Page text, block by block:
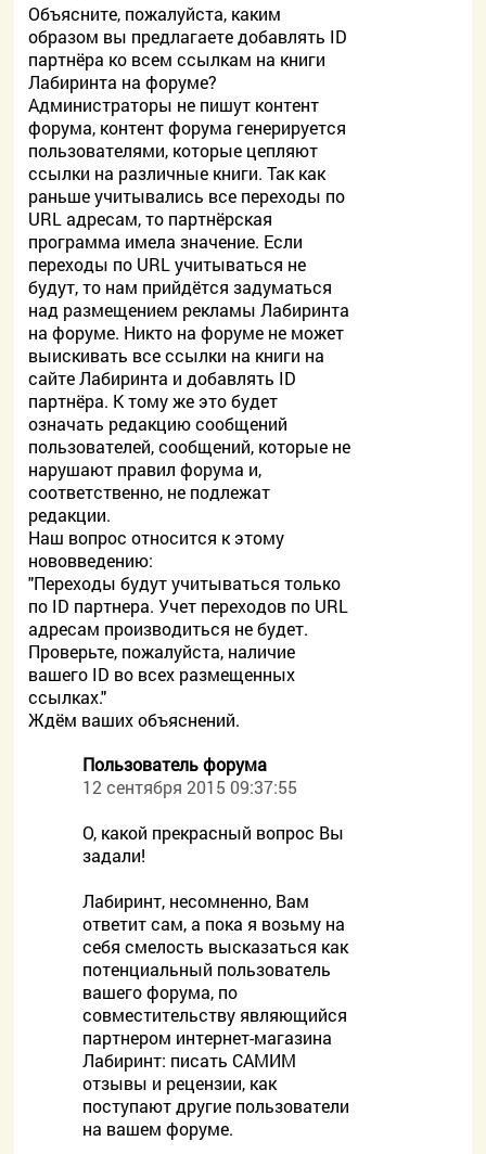
Объясните, пожалуйста, каким
образом вы предлагаете добавлять ID
партнёра ко всем ссылкам на книги
Лабиринта на форуме?
Администраторы не пишут контент
форума, контент форума генерируется
пользователями, которые цепляют
ссылки на различные книги. Так как
раньше учитывались все переходы по
URL адресам, то партнёрская
программа имела значение. Если
переходы по URL учитываться не
будут, то нам прийдётся задуматься
над размещением рекламы Лабиринта
на форуме. Никто на форуме не может
выискивать все ссылки на книги на
сайте Лабиринта и добавлять ID
партнёра. К тому же это будет
означать редакцию сообщений
пользователей, сообщений, которые не
нарушают правил форума и,
соответственно, не подлежат
редакции.
Наш вопрос относится к этому
нововведению:
"Переходы будут учитываться только
по ID партнера. Учет переходов по URL
адресам производиться не будет.
Проверьте, пожалуйста, наличие
вашего ID во всех размещенных
ссылках."
Ждём ваших объяснений.
Пользователь форума
12 сентября 2015 09:37:55
О, какой прекрасный вопрос Вы
задали!
Лабиринт, несомненно, Вам
ответит сам, а пока я возьму на
себя смелость высказаться как
потенциальный пользователь
вашего форума, по
совместительству являющийся
партнером интернет-магазина
Лабиринт: писать САМИМ
отзывы и рецензии, как
поступают другие пользователи
на вашем форуме.